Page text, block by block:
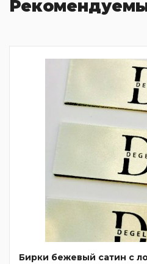
Бирки бежевый сатин с